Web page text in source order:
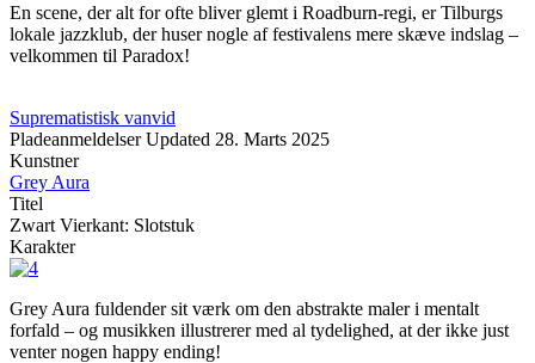
En scene, der alt for ofte bliver glemt i Roadburn-regi, er Tilburgs
lokale jazzklub, der huser nogle af festivalens mere skæve indslag –
velkommen til Paradox!
Suprematistisk vanvid
Pladeanmeldelser Updated 28. Marts 2025
Kunstner
Grey Aura
Titel
Zwart Vierkant: Slotstuk
Karakter
Grey Aura fuldender sit værk om den abstrakte maler i mentalt
forfald – og musikken illustrerer med al tydelighed, at der ikke just
venter nogen happy ending!